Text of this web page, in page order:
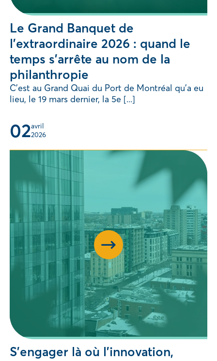
Le Grand Banquet de
l’extraordinaire 2026 : quand le
temps s’arrête au nom de la
philanthropie
C’est au Grand Quai du Port de Montréal qu’a eu
lieu, le 19 mars dernier, la 5e [...]
02avril
2026
S’engager là où l’innovation,